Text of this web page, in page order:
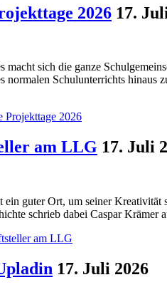
2026 17.
macht sich die ganze
normalen Schulunterrichts hinaus
Projekttage 2026
am LLG 17. Juli
guter Ort, um seiner Kreativität
schrieb dabei Caspar Krämer
am LLG
17. Juli 2026